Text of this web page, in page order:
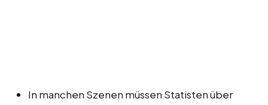
In manchen Szenen müssen Statisten über